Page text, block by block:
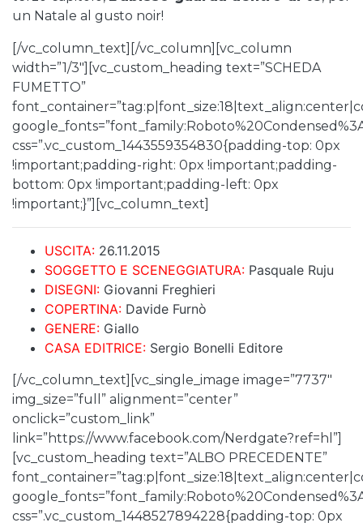
un Natale al gusto noir!
[/vc_column_text][/vc_column][vc_column
width=”1/3″][vc_custom_heading text=”SCHEDA
FUMETTO”
css=”.vc_custom_1443559354830{padding-top: 0px
!important;padding-right: 0px !important;padding-
bottom: 0px !important;padding-left: 0px
!important;}”][vc_column_text]
USCITA: 26.11.2015
SOGGETTO E SCENEGGIATURA: Pasquale Ruju
DISEGNI: Giovanni Freghieri
COPERTINA: Davide Furnò
GENERE: Giallo
CASA EDITRICE: Sergio Bonelli Editore
[/vc_column_text][vc_single_image image=”7737″
img_size=”full” alignment=”center”
onclick=”custom_link”
link=”https://www.facebook.com/Nerdgate?ref=hl”]
[vc_custom_heading text=”ALBO PRECEDENTE”
css=”.vc_custom_1448527894228{padding-top: 0px